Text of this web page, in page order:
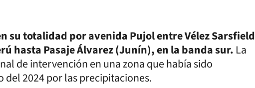
su totalidad por avenida Pujol entre Vélez Sarsfield
hasta Pasaje Álvarez (Junín), en la banda sur. La
de intervención en una zona que había sido
del 2024 por las precipitaciones.